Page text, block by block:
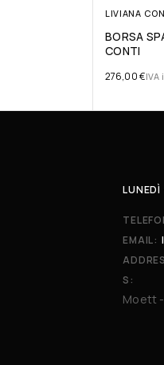
LIVIANA
BORSA
CONTI
276,00€IVA
EMAIL:
ADDRES
S:
Moett -